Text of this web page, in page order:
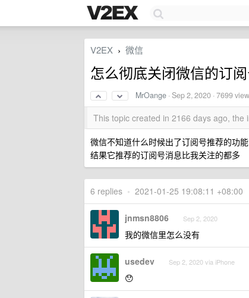
V2EX › 微信
怎么彻底关闭微信的订
MrOange ·Sep 2, 2020 · 7699
This topic created in 2166 days ago,
微信不知道什么时候出了订阅号推荐的功
结果它推荐的订阅号消息比我关注的都多
6 replies • 2021-01-25 19:08:11 +08:00
jnmsn8806 Sep 2, 2020
我的微信里怎么没有
usedev Sep 2, 2020 via iPhone
😯